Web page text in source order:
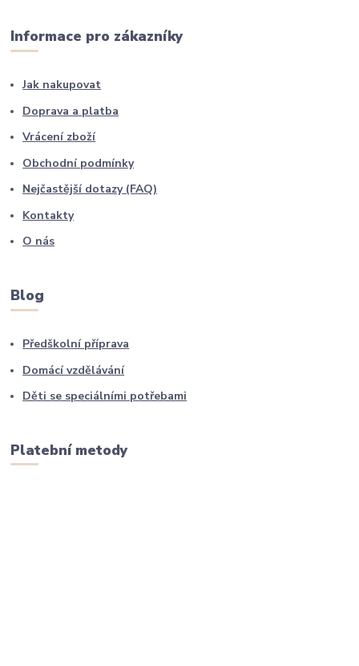
Informace pro zákazníky
Jak nakupovat
Doprava a platba
Vrácení zboží
Obchodní podmínky
Nejčastější dotazy (FAQ)
Kontakty
O nás
Blog
Předškolní příprava
Domácí vzdělávání
Děti se speciálními potřebami
Platební metody